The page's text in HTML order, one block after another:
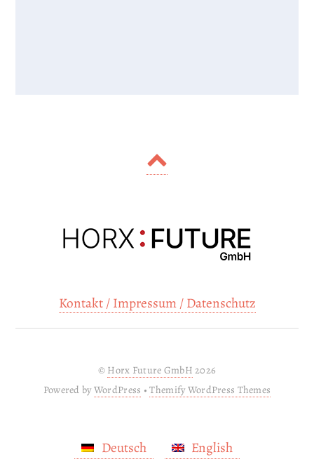
Kontakt / Impressum / Datenschutz
© Horx Future GmbH 2026
Powered byWordPress •Themify WordPress Themes
Deutsch English